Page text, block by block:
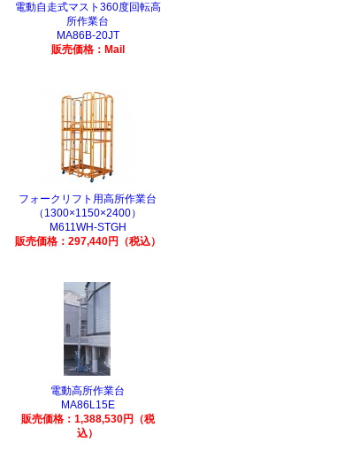
電動自走式マスト360度回転高
所作業台
MA86B-20JT
販売価格：Mail
フォークリフト用高所作業台
（1300×1150×2400）
M611WH-STGH
販売価格：297,440円（税込）
電動高所作業台
MA86L15E
販売価格：1,388,530円（税
込）